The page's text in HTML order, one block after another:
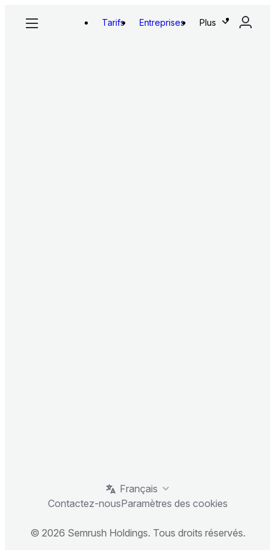
Tarifs Entreprises Plus
Français
Contactez-nousParamètres des cookies
© 2026 Semrush Holdings. Tous droits réservés.